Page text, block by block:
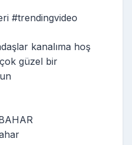
#trendingvideo
kanalıma hoş
güzel bir